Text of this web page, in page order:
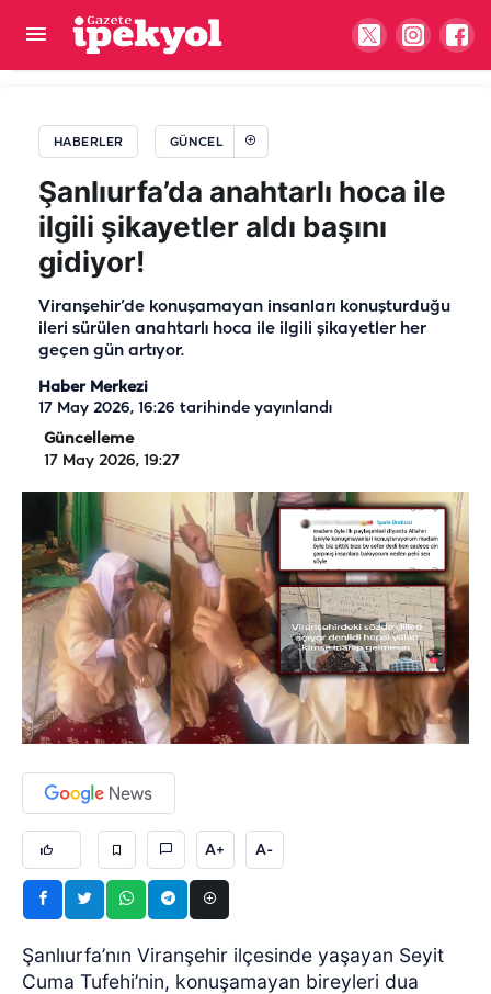
HABERLER GÜNCEL
Şanlıurfa’da anahtarlı hoca ile
ilgili şikayetler aldı başını
gidiyor!
Viranşehir’de konuşamayan insanları konuşturduğu
ileri sürülen anahtarlı hoca ile ilgili şikayetler her
geçen gün artıyor.
Haber Merkezi
17 May 2026, 16:26 tarihinde yayınlandı
Güncelleme
17 May 2026, 19:27
A+ A-
Şanlıurfa’nın Viranşehir ilçesinde yaşayan Seyit
Cuma Tufehi’nin, konuşamayan bireyleri dua
Şanlıurfa'da trafiği bitirecek hamle! 3,5 ayda